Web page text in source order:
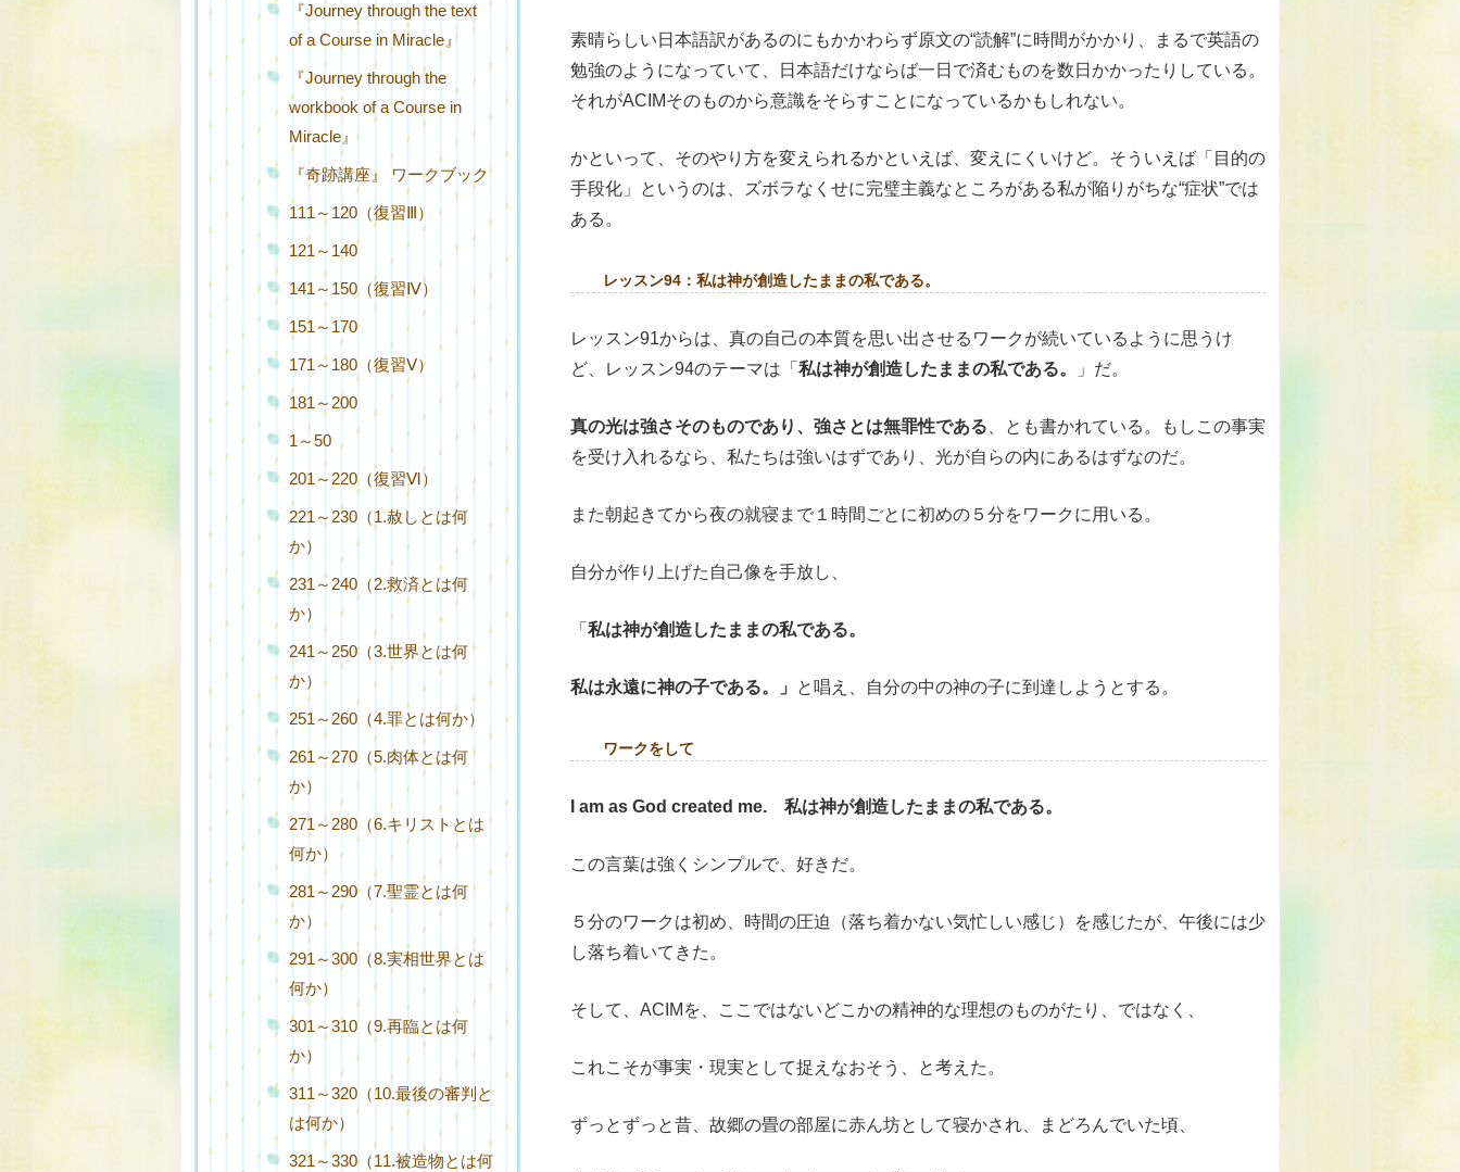
素晴らしい日本語訳があるのにもかかわらず原文の“読解”に時間がかかり、まるで英語の
勉強のようになっていて、日本語だけならば一日で済むものを数日かかったりしている。
それがACIMそのものから意識をそらすことになっているかもしれない。
かといって、そのやり方を変えられるかといえば、変えにくいけど。そういえば「目的の
手段化」というのは、ズボラなくせに完璧主義なところがある私が陥りがちな“症状”では
ある。
レッスン94：私は神が創造したままの私である。
レッスン91からは、真の自己の本質を思い出させるワークが続いているように思うけ
ど、レッスン94のテーマは「 私は神が創造したままの私である。 」だ。
真の光は強さそのものであり、強さとは無罪性である 、とも書かれている。もしこの事実
を受け入れるなら、私たちは強いはずであり、光が自らの内にあるはずなのだ。
また朝起きてから夜の就寝まで１時間ごとに初めの５分をワークに用いる。
自分が作り上げた自己像を手放し、
「 私は神が創造したままの私である。
私は永遠に神の子である。」 と唱え、自分の中の神の子に到達しようとする。
ワークをして
I am as God created me. 私は神が創造したままの私である。
この言葉は強くシンプルで、好きだ。
５分のワークは初め、時間の圧迫（落ち着かない気忙しい感じ）を感じたが、午後には少
し落ち着いてきた。
そして、ACIMを、ここではないどこかの精神的な理想のものがたり、ではなく、
これこそが事実・現実として捉えなおそう、と考えた。
ずっとずっと昔、故郷の畳の部屋に赤ん坊として寝かされ、まどろんでいた頃、
『Journey through the text
of a Course in Miracle』
『Journey through the
workbook of a Course in
Miracle』
『奇跡講座』 ワークブック
111～120（復習Ⅲ）
121～140
141～150（復習Ⅳ）
151～170
171～180（復習Ⅴ）
181～200
1～50
201～220（復習Ⅵ）
221～230（1.赦しとは何
か）
231～240（2.救済とは何
か）
241～250（3.世界とは何
か）
251～260（4.罪とは何か）
261～270（5.肉体とは何
か）
271～280（6.キリストとは
何か）
281～290（7.聖霊とは何
か）
291～300（8.実相世界とは
何か）
301～310（9.再臨とは何
か）
311～320（10.最後の審判と
は何か）
321～330（11.被造物とは何